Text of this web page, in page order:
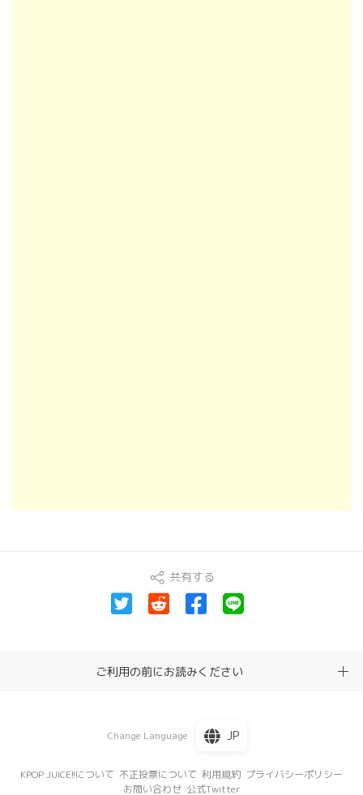
共有する
ご利用の前にお読みください
Change Language JP
KPOP JUICE!!について 不正投票について 利用規約 プライバシーポリシー
お問い合わせ 公式Twitter